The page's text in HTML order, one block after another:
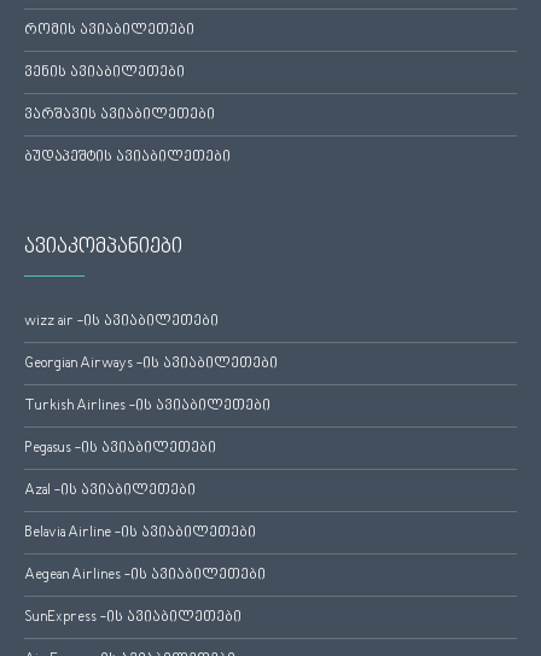
რომის ავიაბილეთები
ვენის ავიაბილეთები
ვარშავის ავიაბილეთები
ბუდაპეშტის ავიაბილეთები
ავიაკომპანიები
wizz air -ის ავიაბილეთები
Georgian Airways -ის ავიაბილეთები
Turkish Airlines -ის ავიაბილეთები
Pegasus -ის ავიაბილეთები
Azal -ის ავიაბილეთები
Belavia Airline -ის ავიაბილეთები
Aegean Airlines -ის ავიაბილეთები
SunExpress -ის ავიაბილეთები